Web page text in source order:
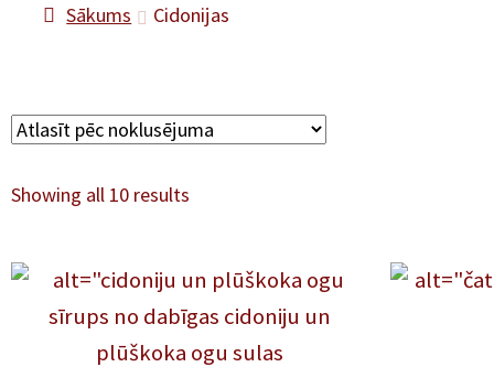
Sākums Cidonijas
Showing all 10 results